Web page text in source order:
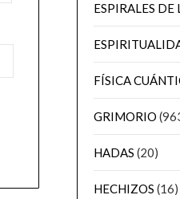
ESPIRALES
FÍSICA
GRIMORIO
HADAS (20)
HECHIZOS (16)